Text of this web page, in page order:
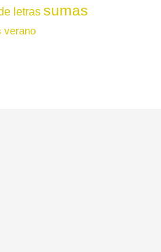
letras sumas
verano